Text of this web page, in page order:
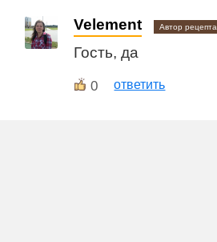
Velement Автор рецепта
Гость, да
0 ответить